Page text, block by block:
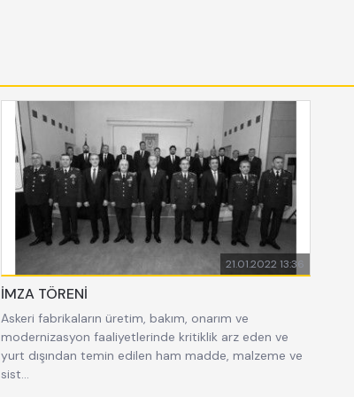
21.01.2022 13:36
İMZA TÖRENİ
Askeri fabrikaların üretim, bakım, onarım ve
modernizasyon faaliyetlerinde kritiklik arz eden ve
yurt dışından temin edilen ham madde, malzeme ve
sist...